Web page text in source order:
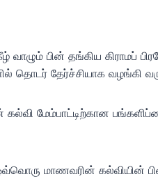
பின் தங்கிய கிராமப்
தொடர் தேர்ச்சியாக வழங்கி
மேம்பாட்டிற்கான
மாணவரின் கல்வியின்